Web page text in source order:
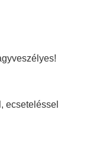
ecseteléssel